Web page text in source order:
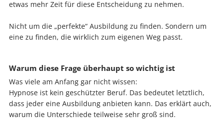
etwas mehr Zeit für diese Entscheidung zu nehmen.
Nicht um die „perfekte“ Ausbildung zu finden. Sondern um
eine zu finden, die wirklich zum eigenen Weg passt.
Warum diese Frage überhaupt so wichtig ist
Was viele am Anfang gar nicht wissen:
Hypnose ist kein geschützter Beruf. Das bedeutet letztlich,
dass jeder eine Ausbildung anbieten kann. Das erklärt auch,
warum die Unterschiede teilweise sehr groß sind.